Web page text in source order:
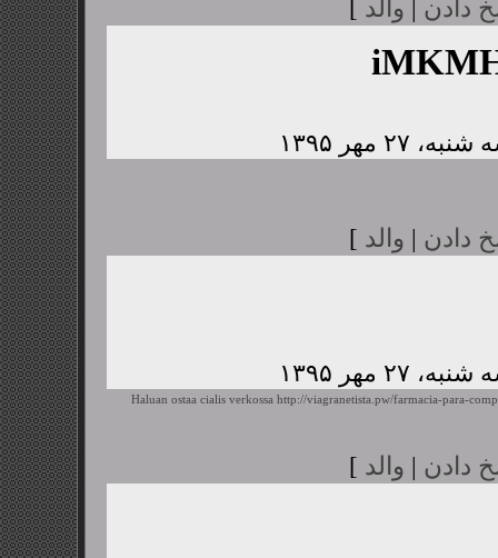
دادن | والد ]
دادن | والد ]
Haluan ostaa cialis verkossa http://viagranetista.pw/farmacia-para-
دادن | والد ]